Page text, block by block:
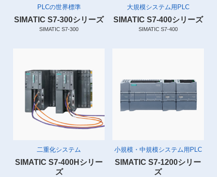
PLCの世界標準
SIMATIC S7-300シリーズ
SIMATIC S7-300
大規模システム用PLC
SIMATIC S7-400シリーズ
SIMATIC S7-400
二重化システム
SIMATIC S7-400Hシリー
ズ
小規模・中規模システム用PLC
SIMATIC S7-1200シリー
ズ